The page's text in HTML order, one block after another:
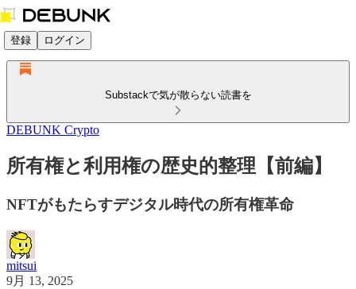
登録 ログイン
Substackで気が散らない読書を
DEBUNK Crypto
所有権と利用権の歴史的整理【前編】
NFTがもたらすデジタル時代の所有権革命
mitsui
9月 13, 2025